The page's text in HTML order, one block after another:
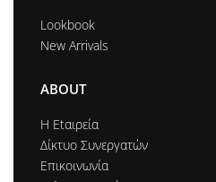
Lookbook
New Arrivals
ABOUT
Η Εtαιρεία
Δίκτυο Συνεργατών
Επικοινωνία